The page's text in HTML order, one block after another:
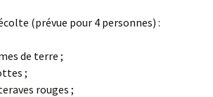
(prévue pour 4 personnes) :
de terre ;
;
rouges ;